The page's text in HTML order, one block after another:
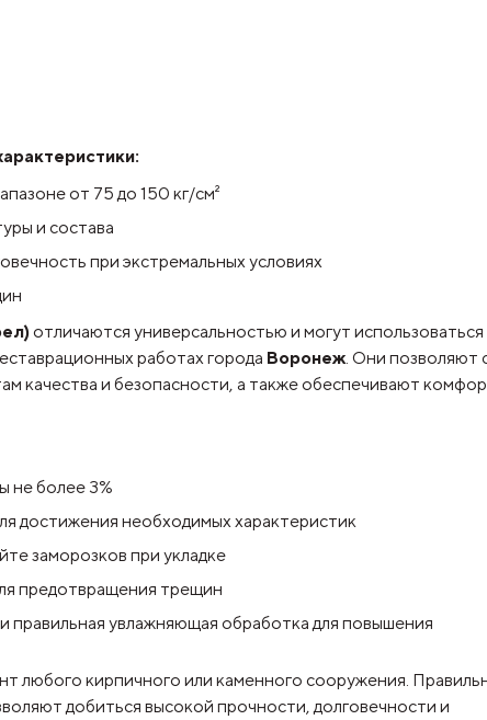
от 75 до 150 кг/см²
и состава
при экстремальных условиях
отличаются универсальностью и могут
работах города Воронеж. Они позволяют
качества и безопасности, а также обеспечивают
не более 3%
достижения необходимых характеристик
заморозков при укладке
предотвращения трещин
правильная увлажняющая обработка для повышения
любого кирпичного или каменного сооружения.
добиться высокой прочности, долговечности и